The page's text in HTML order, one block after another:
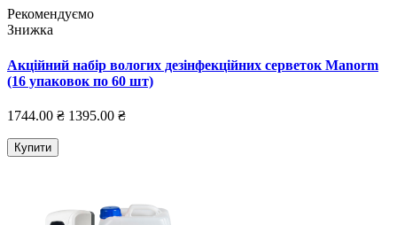
Рекомендуємо
Знижка
Акційний набір вологих дезінфекційних серветок Manorm
(16 упаковок по 60 шт)
1744.00 ₴ 1395.00 ₴
Купити